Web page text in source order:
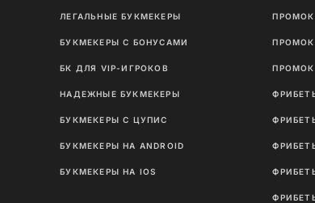
ЛЕГАЛЬНЫЕ БУКМЕКЕРЫ
БУКМЕКЕРЫ С БОНУСАМИ
БК ДЛЯ VIP-ИГРОКОВ
НАДЕЖНЫЕ БУКМЕКЕРЫ
БУКМЕКЕРЫ С ЦУПИС
БУКМЕКЕРЫ НА ANDROID
БУКМЕКЕРЫ НА IOS